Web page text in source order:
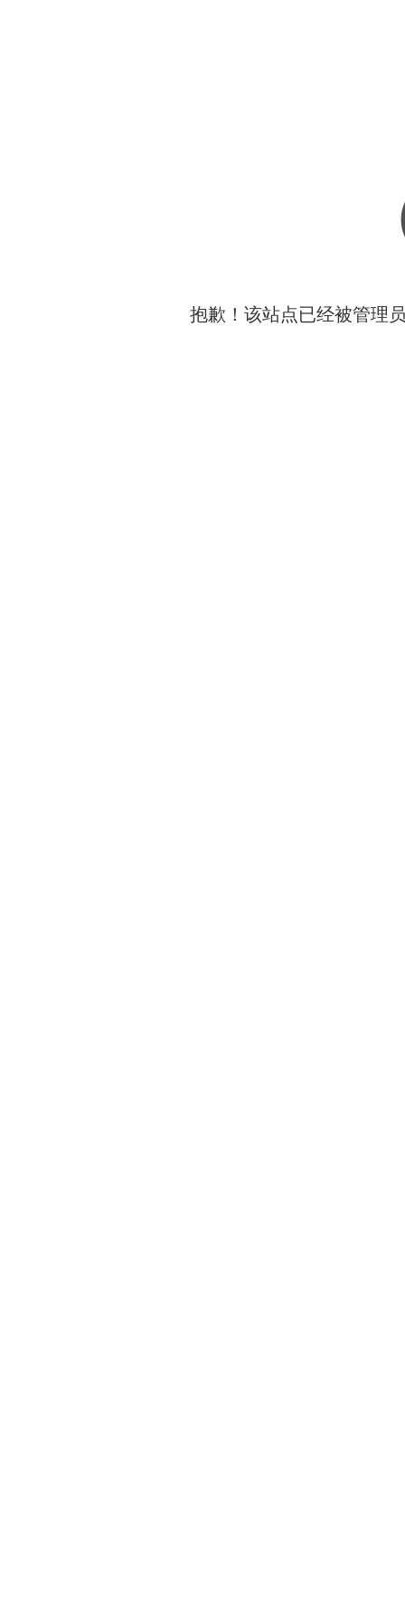
抱歉！该站点已经被管理